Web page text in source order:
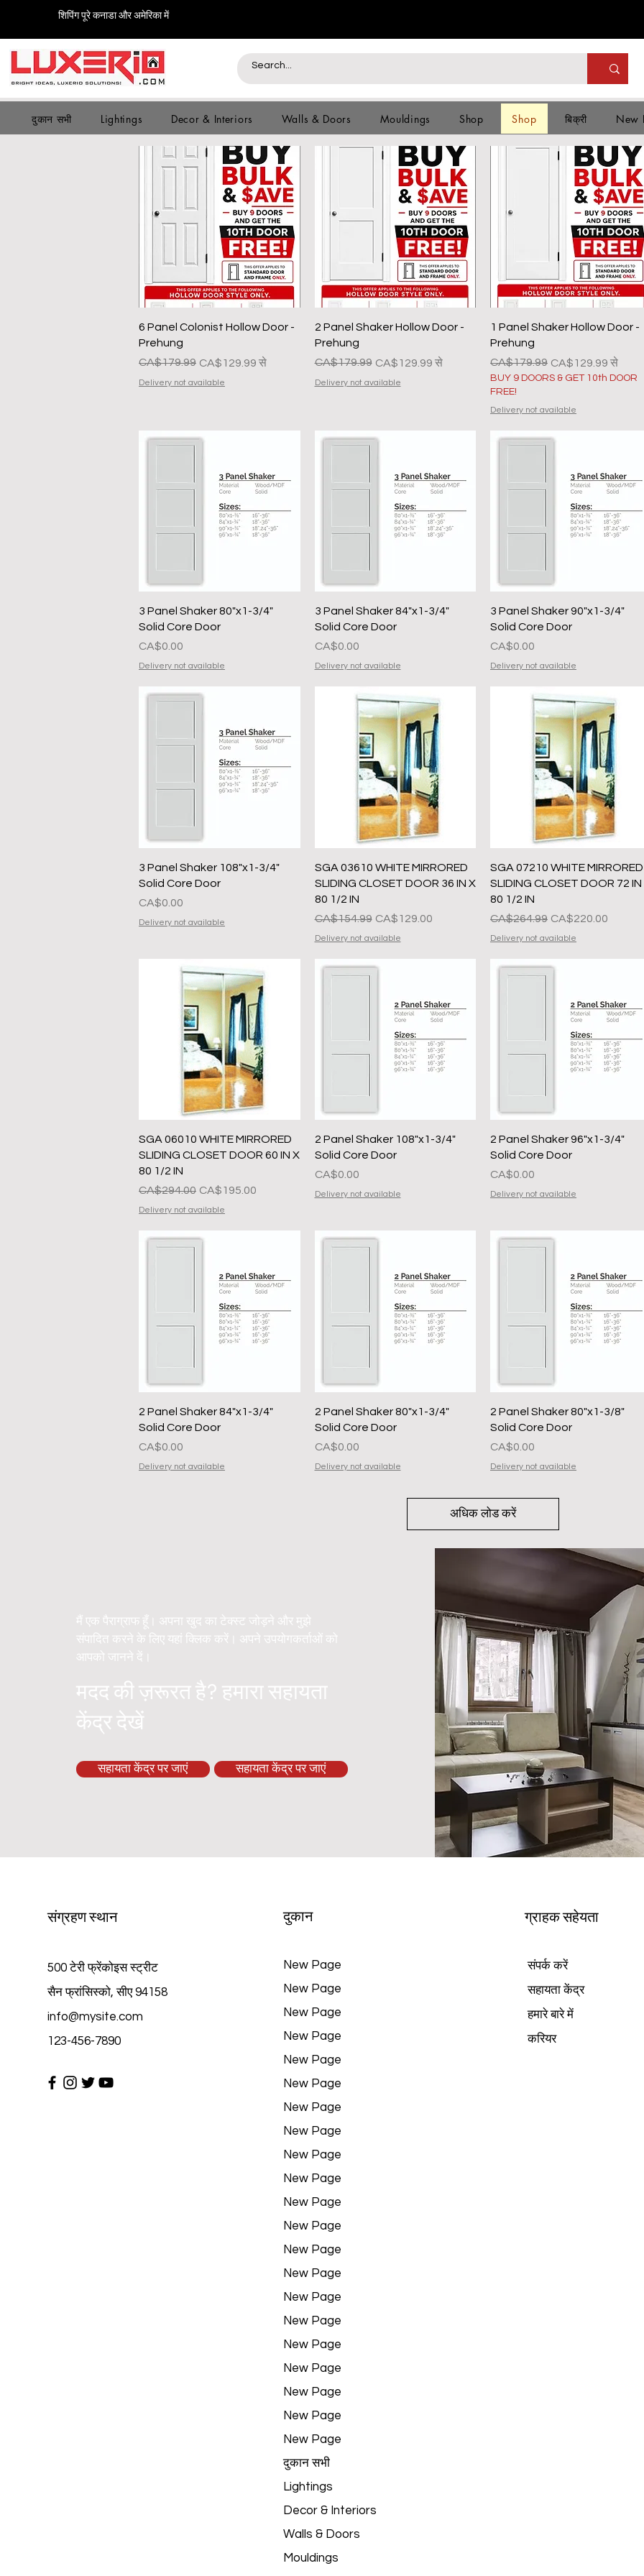
शिपिंग पूरे कनाडा और अमेरिका में
दुकान सभी Lightings Decor & Interiors Walls & Doors Mouldings Shop Shop बिक्री New
त्वरित दृश्य
6 Panel Colonist Hollow Door -
Prehung
नियमित मूल्य
CA$179.99 CA$129.99 से
बिक्री मूल्य
Delivery not available
त्वरित दृश्य
2 Panel Shaker Hollow Door -
Prehung
नियमित मूल्य
CA$179.99 CA$129.99 से
बिक्री मूल्य
Delivery not available
त्वरित दृश्य
1 Panel Shaker Hollow Door -
Prehung
नियमित मूल्य
CA$179.99 CA$129.99 से
बिक्री मूल्य
BUY 9 DOORS & GET 10th DOOR
FREE!
Delivery not available
त्वरित दृश्य
3 Panel Shaker 80"x1-3/4"
Solid Core Door
मूल्य
CA$0.00
Delivery not available
त्वरित दृश्य
3 Panel Shaker 84"x1-3/4"
Solid Core Door
मूल्य
CA$0.00
Delivery not available
त्वरित दृश्य
3 Panel Shaker 90"x1-3/4"
Solid Core Door
मूल्य
CA$0.00
Delivery not available
त्वरित दृश्य
3 Panel Shaker 108"x1-3/4"
Solid Core Door
मूल्य
CA$0.00
Delivery not available
त्वरित दृश्य
SGA 03610 WHITE MIRRORED
SLIDING CLOSET DOOR 36 IN X
80 1/2 IN
नियमित मूल्य
CA$154.99 बिक्री मूल्य
CA$129.00
Delivery not available
त्वरित दृश्य
SGA 07210 WHITE MIRRORED
SLIDING CLOSET DOOR 72 IN
80 1/2 IN
नियमित मूल्य
CA$264.99 बिक्री मूल्य
CA$220.00
Delivery not available
त्वरित दृश्य
SGA 06010 WHITE MIRRORED
SLIDING CLOSET DOOR 60 IN X
80 1/2 IN
नियमित मूल्य
CA$294.00 बिक्री मूल्य
CA$195.00
Delivery not available
त्वरित दृश्य
2 Panel Shaker 108"x1-3/4"
Solid Core Door
मूल्य
CA$0.00
Delivery not available
त्वरित दृश्य
2 Panel Shaker 96"x1-3/4"
Solid Core Door
मूल्य
CA$0.00
Delivery not available
त्वरित दृश्य
2 Panel Shaker 84"x1-3/4"
Solid Core Door
मूल्य
CA$0.00
Delivery not available
त्वरित दृश्य
2 Panel Shaker 80"x1-3/4"
Solid Core Door
मूल्य
CA$0.00
Delivery not available
त्वरित दृश्य
2 Panel Shaker 80"x1-3/8"
Solid Core Door
मूल्य
CA$0.00
Delivery not available
अधिक लोड करें
मैं एक पैराग्राफ हूँ। अपना खुद का टेक्स्ट जोड़ने और मुझे
संपादित करने के लिए यहां क्लिक करें। अपने उपयोगकर्ताओं को
आपको जानने दें।
मदद की ज़रूरत है? हमारा सहायता
केंद्र देखें
सहायता केंद्र पर जाएं सहायता केंद्र पर जाएं
संग्रहण स्थान
500 टेरी फ्रेंकोइस स्ट्रीट
सैन फ्रांसिस्को, सीए 94158
info@mysite.com
123-456-7890
दुकान
New Page
New Page
New Page
New Page
New Page
New Page
New Page
New Page
New Page
New Page
New Page
New Page
New Page
New Page
New Page
New Page
New Page
New Page
New Page
New Page
New Page
दुकान सभी
Lightings
Decor & Interiors
Walls & Doors
Mouldings
ग्राहक सहेयता
संपर्क करें
सहायता केंद्र
हमारे बारे में
करियर